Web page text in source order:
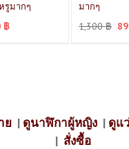
รูมากๆ
฿
มากๆ
1,300฿
ย | ดูนาฬิกาผู้หญิง | ดูแ
| สั่งซื้อ